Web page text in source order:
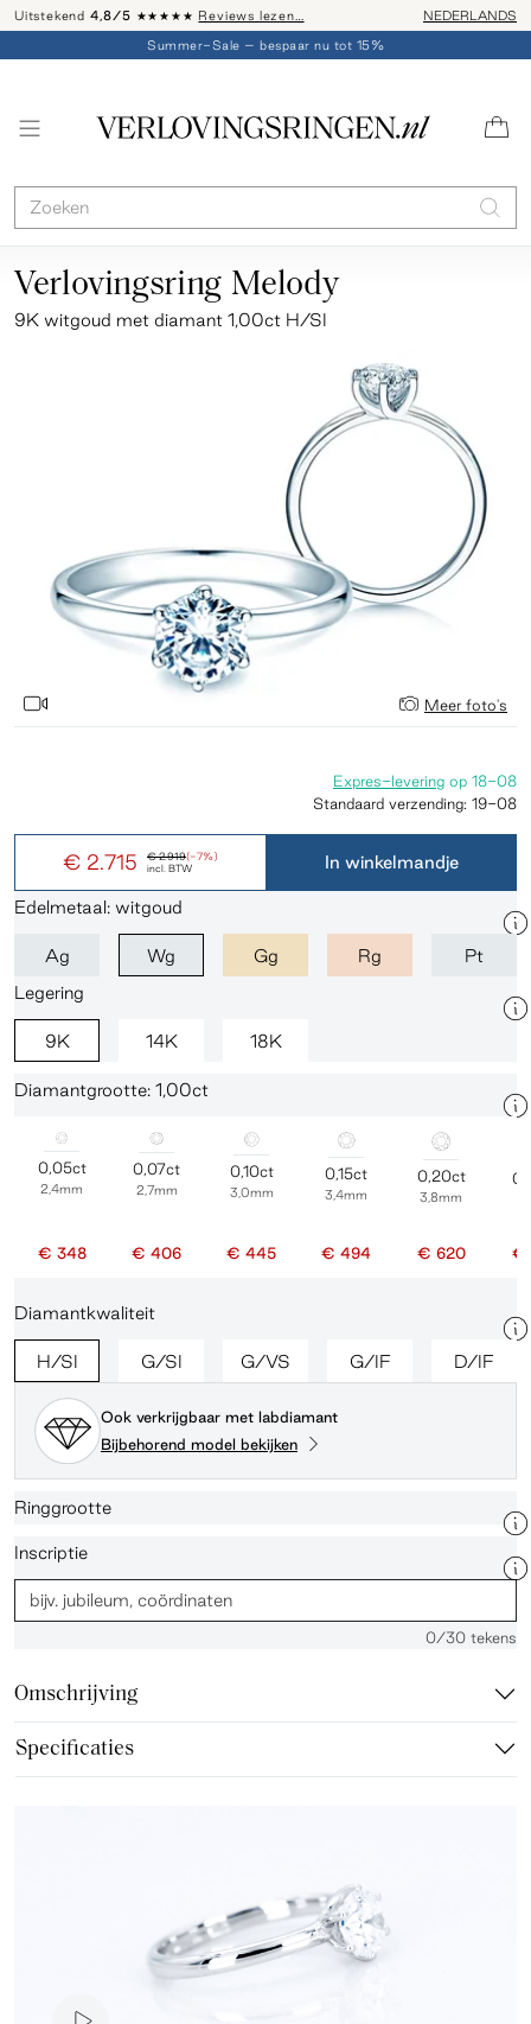
Uitstekend 4,8/5 ★★★★★ Reviews lezen… Advies: 020 -
NEDERLANDS
Summer-Sale – bespaar nu tot 15%
Verlovingsring Melody
9K witgoud met diamant 1,00ct H/SI
Meer foto's
€ 2.919(-7%)
€ 2.715 incl. BTW
Expres-levering op 18-08
Standaard verzending: 19-08
In winkelmandje
Edelmetaal: witgoud
Ag Wg Gg Rg
Pt
Legering
9K 14K 18K
Diamantgrootte: 1,00ct
0,05ct
2,4mm
€ 348
0,07ct
2,7mm
€ 406
0,10ct
3,0mm
€ 445
0,15ct
3,4mm
€ 494
0,20ct
3,8mm
€ 620 €
Diamantkwaliteit
H/SI G/SI G/VS G/IF D/IF
Ook verkrijgbaar met labdiamant
Bijbehorend model bekijken
Ringgrootte
Inscriptie
0/30 tekens
Omschrijving
Specificaties